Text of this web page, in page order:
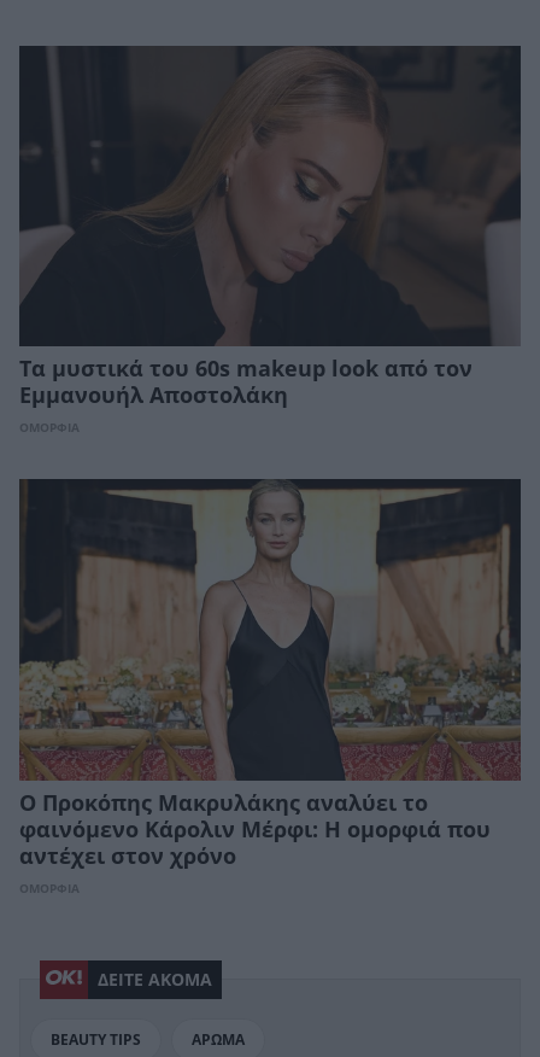
Τα μυστικά του 60s makeup look από τον
Εμμανουήλ Αποστολάκη
ΟΜΟΡΦΙΑ
Ο Προκόπης Μακρυλάκης αναλύει το
φαινόμενο Κάρολιν Μέρφι: Η ομορφιά που
αντέχει στον χρόνο
ΟΜΟΡΦΙΑ
ΔΕΙΤΕ ΑΚΟΜΑ
BEAUTY TIPS ΑΡΩΜΑ